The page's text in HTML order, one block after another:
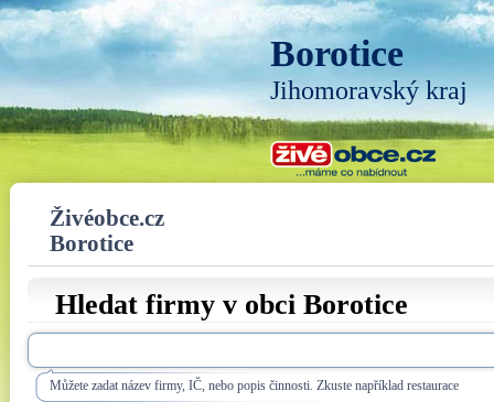
Borotice
Jihomoravský kraj
Živéobce.cz
Borotice
Hledat firmy v obci Borotice
Můžete zadat název firmy, IČ, nebo popis činnosti. Zkuste například restaurace